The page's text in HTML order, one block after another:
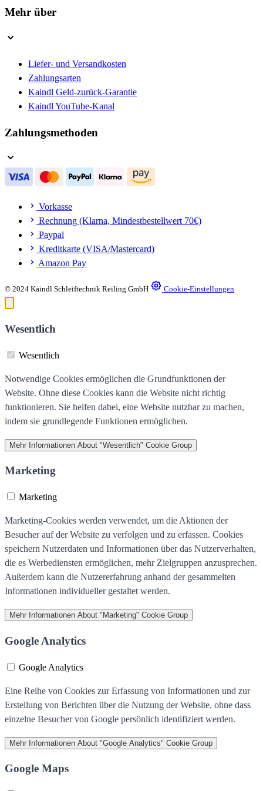
Mehr über
Liefer- und Versandkosten
Zahlungsarten
Kaindl Geld-zurück-Garantie
Kaindl YouTube-Kanal
Zahlungsmethoden
Vorkasse
Rechnung (Klarna, Mindestbestellwert 70€)
Paypal
Kreditkarte (VISA/Mastercard)
Amazon Pay
© 2024 Kaindl Schleiftechnik Reiling GmbH Cookie-Einstellungen
Wesentlich
Wesentlich
Notwendige Cookies ermöglichen die Grundfunktionen der
Website. Ohne diese Cookies kann die Website nicht richtig
funktionieren. Sie helfen dabei, eine Website nutzbar zu machen,
indem sie grundlegende Funktionen ermöglichen.
Mehr Informationen About "Wesentlich" Cookie Group
Marketing
Marketing
Marketing-Cookies werden verwendet, um die Aktionen der
Besucher auf der Website zu verfolgen und zu erfassen. Cookies
speichern Nutzerdaten und Informationen über das Nutzerverhalten,
die es Werbediensten ermöglichen, mehr Zielgruppen anzusprechen.
Außerdem kann die Nutzererfahrung anhand der gesammelten
Informationen individueller gestaltet werden.
Mehr Informationen About "Marketing" Cookie Group
Google Analytics
Google Analytics
Eine Reihe von Cookies zur Erfassung von Informationen und zur
Erstellung von Berichten über die Nutzung der Website, ohne dass
einzelne Besucher von Google persönlich identifiziert werden.
Mehr Informationen About "Google Analytics" Cookie Group
Google Maps